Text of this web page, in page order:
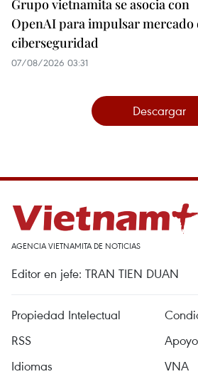
Grupo vietnamita se asocia con
OpenAI para impulsar mercado
ciberseguridad
07/08/2026 03:31
Descargar
AGENCIA VIETNAMITA DE NOTICIAS
Editor en jefe: TRAN TIEN DUAN
Propiedad Intelectual
RSS
Apoyo
Idiomas
VNA